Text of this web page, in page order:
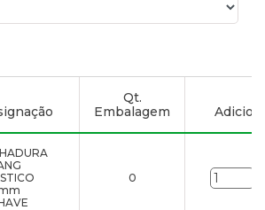
Qt.
Embalagem
0